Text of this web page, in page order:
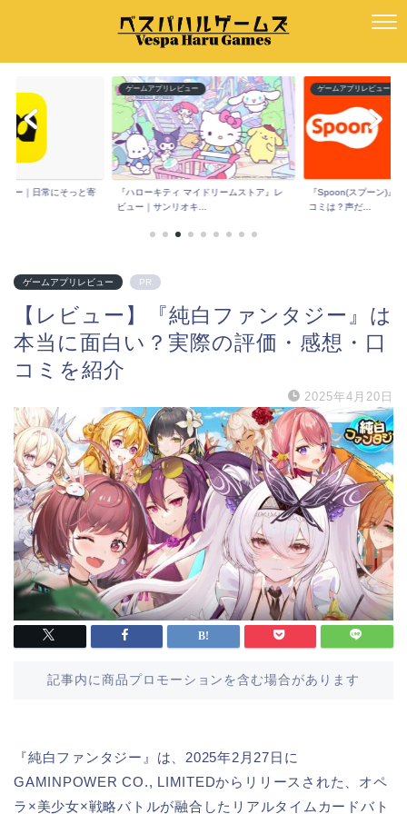
ュー｜日常にそっと寄
ゲームアプリレビュー
『ハローキティ マイドリームストア』レ
ビュー｜サンリオキ...
ゲームアプリレビュー
『Spoon(スプーン)』
コミは？声だ...
ゲームアプリレビュー PR
【レビュー】『純白ファンタジー』は
本当に面白い？実際の評価・感想・口
コミを紹介
2025年4月20日
記事内に商品プロモーションを含む場合があります
『純白ファンタジー』は、2025年2月27日に
GAMINPOWER CO., LIMITEDからリリースされた、オペ
ラ×美少女×戦略バトルが融合したリアルタイムカードバト